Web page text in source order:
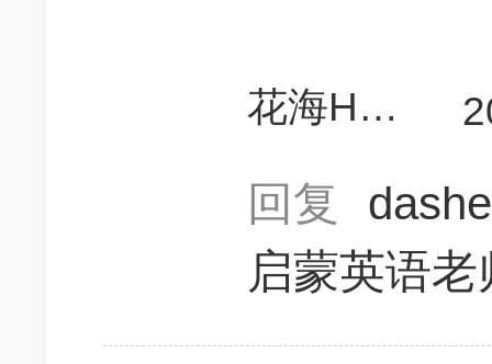
花海HUAN游世界
回复
启蒙英语